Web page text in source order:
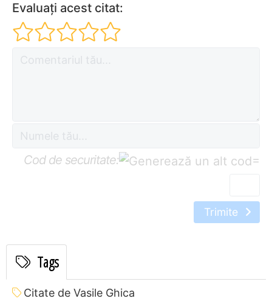
Evaluați acest citat:
Cod de securitate: =
Trimite
Tags
Citate de Vasile Ghica